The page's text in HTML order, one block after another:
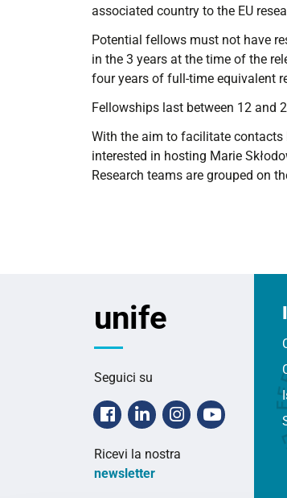
associated country to the EU
Potential fellows must not have
in the 3 years at the time of the
four years of full-time equivalent
Fellowships last between 12 and
With the aim to facilitate contacts
interested in hosting Marie
Research teams are grouped on
unife
Seguici su
Facebook
LinkedinInstagramYoutube
Ricevi la nostra
newsletter